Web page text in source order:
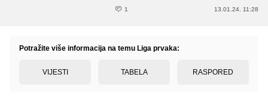
1 13.01.24. 11:28
Potražite više informacija na temu Liga prvaka:
VIJESTI TABELA RASPORED